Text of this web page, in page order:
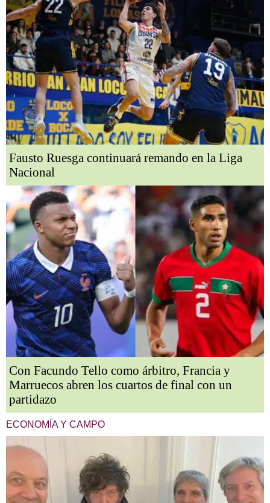
Fausto Ruesga continuará remando en la Liga
Nacional
Con Facundo Tello como árbitro, Francia y
Marruecos abren los cuartos de final con un
partidazo
ECONOMÍA Y CAMPO